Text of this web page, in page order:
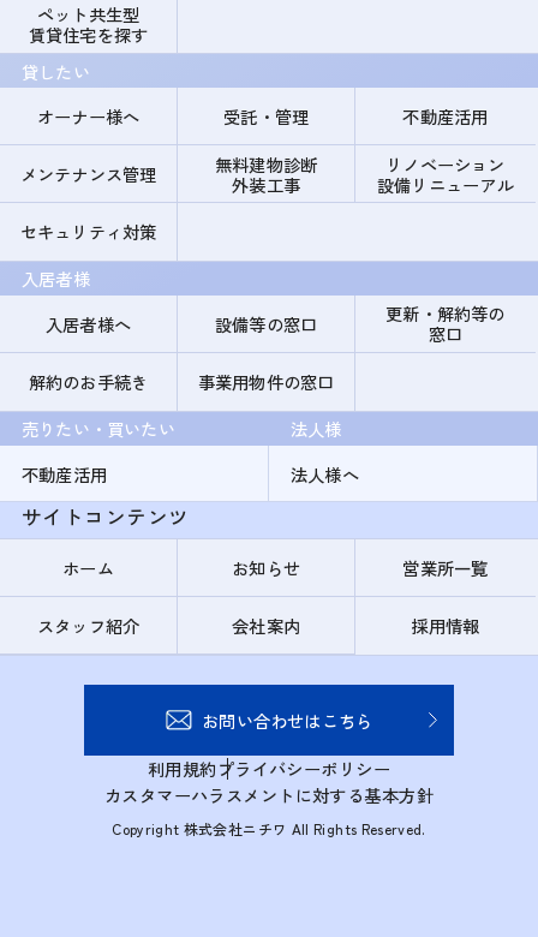
ペット共生型
賃貸住宅を探す
貸したい
オーナー様へ
受託・管理 不動産活用
メンテナンス管理
無料建物診断
外装工事
リノベーション
設備リニューアル
セキュリティ対策
入居者様
入居者様へ
設備等の窓口
更新・解約等の
窓口
解約のお手続き
事業用物件の窓口
売りたい・買いたい
不動産活用
法人様
法人様へ
サイトコンテンツ
ホーム お知らせ 営業所一覧
スタッフ紹介 会社案内 採用情報
お問い合わせはこちら
利用規約プライバシーポリシー
カスタマーハラスメントに対する基本方針
Copyright 株式会社ニチワ All Rights Reserved.